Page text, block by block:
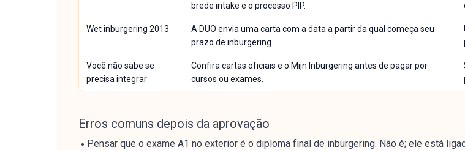
brede intake e o processo PIP.
Wet inburgering 2013
A DUO envia uma carta com a data a partir da qual começa seu
prazo de inburgering.
Você não sabe se
precisa integrar
Confira cartas oficiais e o Mijn Inburgering antes de pagar por
cursos ou exames.
Erros comuns depois da aprovação
Pensar que o exame A1 no exterior é o diploma final de inburgering. Não é; ele está